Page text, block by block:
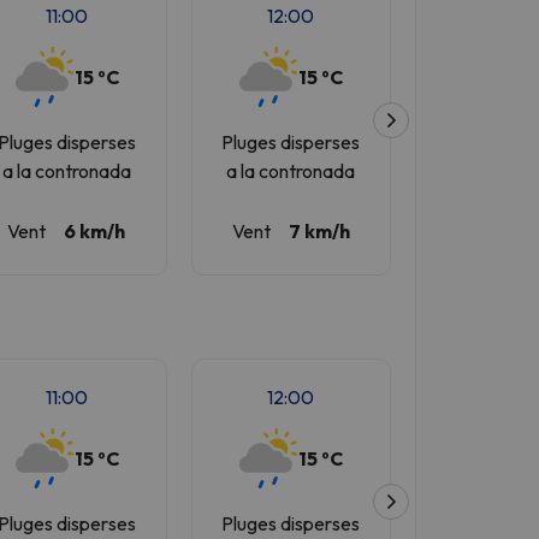
11:00
15 ºC
Pluges disperses
a la contronada
Vent 6 km/h
12:00
15 ºC
Pluges disperses
a la contronada
Vent 7 km/h
11:00
15 ºC
Pluges disperses
12:00
15 ºC
Pluges disperses